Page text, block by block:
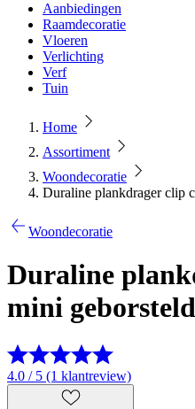
Aanbiedingen
Raamdecoratie
Vloeren
Verlichting
Verf
Tuin
Home
Assortiment
Woondecoratie
Duraline plankdrager clip
Woondecoratie
Duraline
mini
4.0 / 5 (1 klantreview)